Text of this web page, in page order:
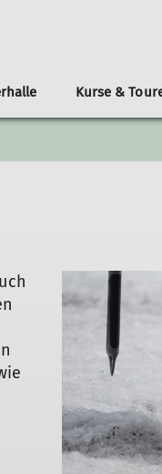
Winterräume
Kurse &
TourenführerMit der
Senioren
Spenden und